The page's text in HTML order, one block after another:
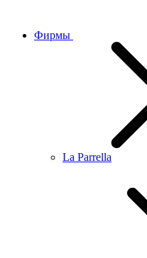
Фирмы
La Parrella